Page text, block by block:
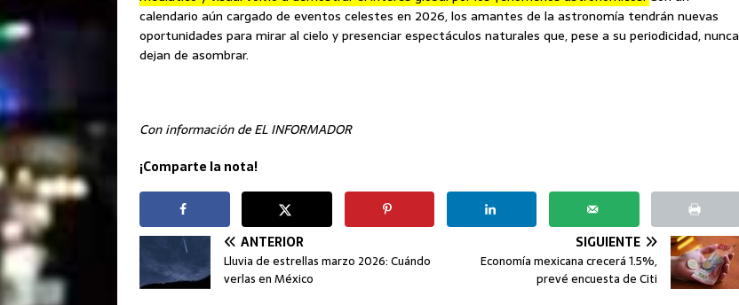
calendario aún cargado de eventos celestes en 2026, los amantes de la astronomía tendrán nuevas
oportunidades para mirar al cielo y presenciar espectáculos naturales que, pese a su periodicidad, nunca
dejan de asombrar.
Con información de EL INFORMADOR
¡Comparte la nota!
ANTERIOR
Lluvia de estrellas marzo 2026: Cuándo
verlas en México
SIGUIENTE
Economía mexicana crecerá 1.5%,
prevé encuesta de Citi